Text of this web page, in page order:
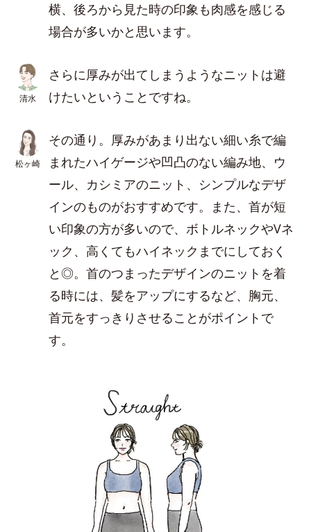
横、後ろから見た時の印象も肉感を感じる
場合が多いかと思います。
清水
さらに厚みが出てしまうようなニットは避
けたいということですね。
松ヶ崎
その通り。厚みがあまり出ない細い糸で編
まれたハイゲージや凹凸のない編み地、ウ
ール、カシミアのニット、シンプルなデザ
インのものがおすすめです。また、首が短
い印象の方が多いので、ボトルネックやVネ
ック、高くてもハイネックまでにしておく
と◎。首のつまったデザインのニットを着
る時には、髪をアップにするなど、胸元、
首元をすっきりさせることがポイントで
す。